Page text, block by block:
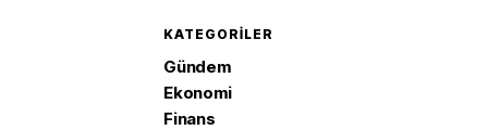
KATEGORILER
Gündem
Ekonomi
Finans